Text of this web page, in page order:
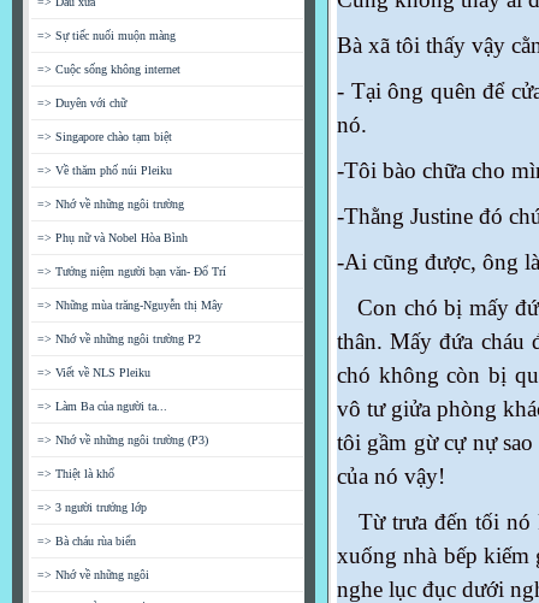
=> Sự tiếc nuối muộn màng
=> Cuộc sống không internet
=> Duyên với chữ
=> Singapore chào tạm biệt
=> Về thăm phố núi Pleiku
=> Nhớ về những ngôi trường
=> Phụ nữ và Nobel Hòa Bình
=> Tưởng niệm người bạn văn- Đổ Trí
=> Những mùa trăng-Nguyễn thị Mây
=> Nhớ về những ngôi trường P2
=> Viết về NLS Pleiku
=> Làm Ba của người ta...
=> Nhớ về những ngôi trường (P3)
=> Thiệt là khổ
=> 3 người trưởng lớp
=> Bà cháu rùa biển
=> Nhớ về những ngôi
Bà xã tôi thấy vậy
- Tại ông quên để
nó.
-Tôi bào chữa cho
-Thằng Justine đó
-Ai cũng được, ông
Con chó bị mấy
thân. Mấy đứa cháu
chó không còn bị
vô tư giửa phòng
tôi gầm gừ cự nự
của nó vậy!
Từ trưa đến tối nó
xuống nhà bếp
nghe lục đục dưới